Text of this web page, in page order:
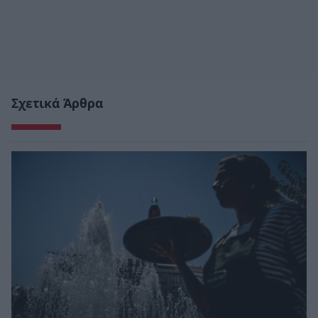
Σχετικά Άρθρα